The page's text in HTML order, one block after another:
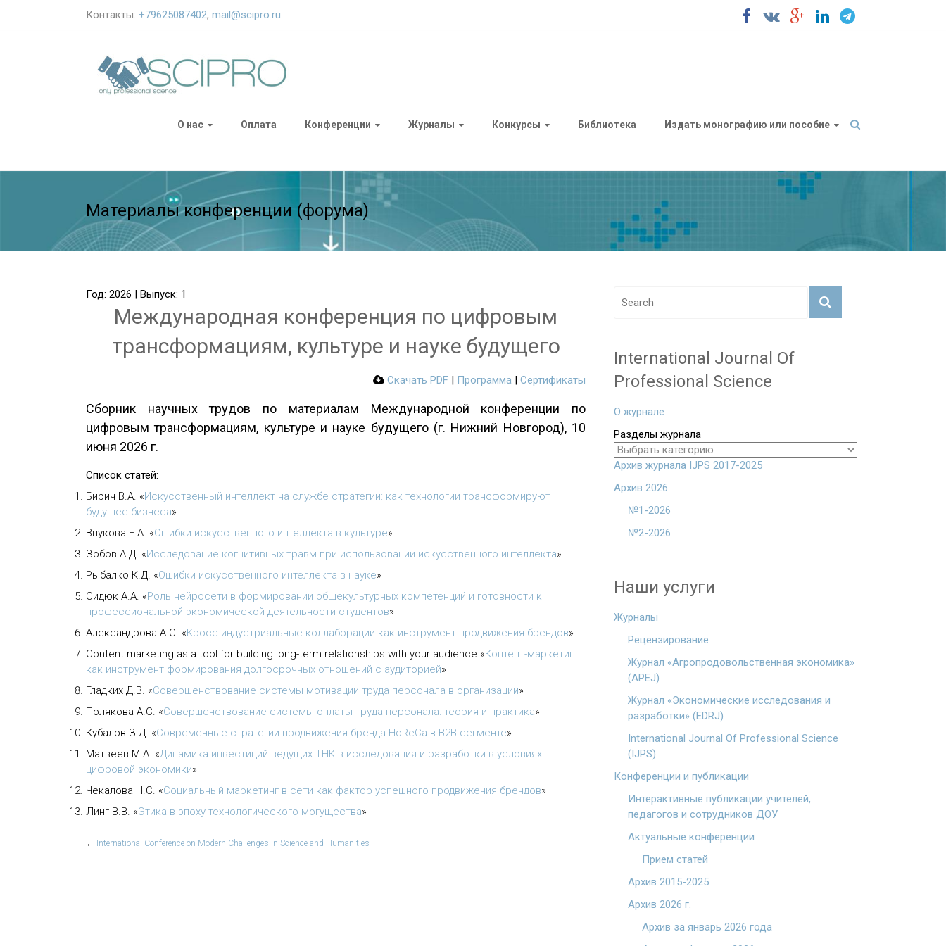
Контакты: +79625087402, mail@scipro.ru
О нас Оплата Конференции Журналы Конкурсы Библиотека Издать монографию или пособие
Материалы конференции (форума)
Год: 2026 | Выпуск: 1
Международная конференция по цифровым
трансформациям, культуре и науке будущего
Скачать PDF | Программа | Сертификаты
Сборник научных трудов по материалам Международной конференции по
цифровым трансформациям, культуре и науке будущего (г. Нижний Новгород), 10
июня 2026 г.
Список статей:
Бирич В.А. «Искусственный интеллект на службе стратегии: как технологии трансформируют
будущее бизнеса»
Внукова Е.А. «Ошибки искусственного интеллекта в культуре»
Зобов А.Д. «Исследование когнитивных травм при использовании искусственного интеллекта»
Рыбалко К.Д. «Ошибки искусственного интеллекта в науке»
Сидюк А.А. «Роль нейросети в формировании общекультурных компетенций и готовности к
профессиональной экономической деятельности студентов»
Александрова А.С. «Кросс-индустриальные коллаборации как инструмент продвижения брендов»
Content marketing as a tool for building long-term relationships with your audience «Контент-маркетинг
как инструмент формирования долгосрочных отношений с аудиторией»
Гладких Д.В. «Совершенствование системы мотивации труда персонала в организации»
Полякова А.С. «Совершенствование системы оплаты труда персонала: теория и практика»
Кубалов З.Д. «Cовременные стратегии продвижения бренда HoReCa в B2B-сегменте»
Матвеев М.А. «Динамика инвестиций ведущих ТНК в исследования и разработки в условиях
цифровой экономики»
Чекалова Н.С. «Социальный маркетинг в сети как фактор успешного продвижения брендов»
Линг В.В. «Этика в эпоху технологического могущества»
← International Conference on Modern Challenges in Science and Humanities
International Journal Of
Professional Science
О журнале
Разделы журнала
Архив журнала IJPS 2017-2025
Архив 2026
№1-2026
№2-2026
Наши услуги
Журналы
Рецензирование
Журнал «Агропродовольственная экономика»
(APEJ)
Журнал «Экономические исследования и
разработки» (EDRJ)
International Journal Of Professional Science
(IJPS)
Конференции и публикации
Интерактивные публикации учителей,
педагогов и сотрудников ДОУ
Актуальные конференции
Прием статей
Архив 2015-2025
Архив 2026 г.
Архив за январь 2026 года